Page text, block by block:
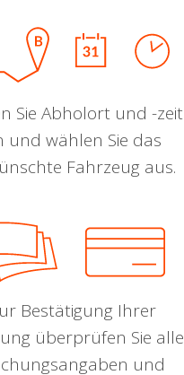
Sie Abholort und -zeit
und wählen Sie das
Fahrzeug aus.
Bestätigung Ihrer
überprüfen Sie alle
und